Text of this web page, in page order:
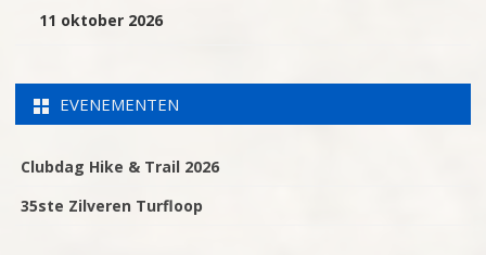
11 oktober 2026
EVENEMENTEN
Clubdag Hike & Trail 2026
35ste Zilveren Turfloop